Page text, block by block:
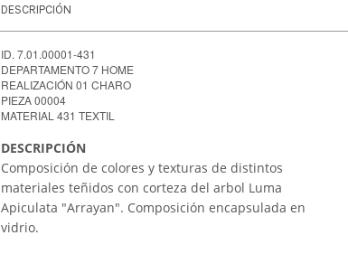
DESCRIPCIÓN
ID. 7.01.00001-431
DEPARTAMENTO 7 HOME
REALIZACIÓN 01 CHARO
PIEZA 00004
MATERIAL 431 TEXTIL
DESCRIPCIÓN
Composición de colores y texturas de distintos
materiales teñidos con corteza del arbol Luma
Apiculata "Arrayan". Composición encapsulada en
vidrio.